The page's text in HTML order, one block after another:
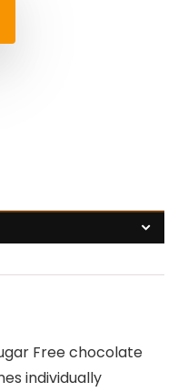
Free chocolate
individually